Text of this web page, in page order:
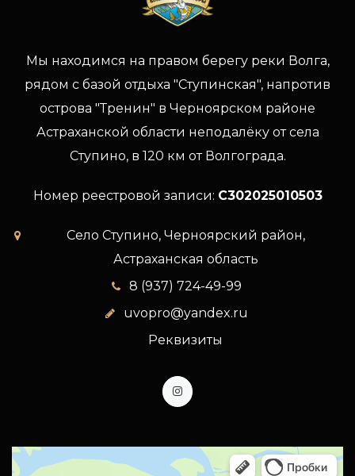
Мы находимся на правом берегу реки Волга,
рядом с базой отдыха "Ступинская", напротив
острова "Тренин" в Черноярском районе
Астраханской области неподалёку от села
Ступино, в 120 км от Волгограда.
Номер реестровой записи: C302025010503
Село Ступино, Черноярский район,
Астраханская область
8 (937) 724-49-99
uvopro@yandex.ru
Реквизиты